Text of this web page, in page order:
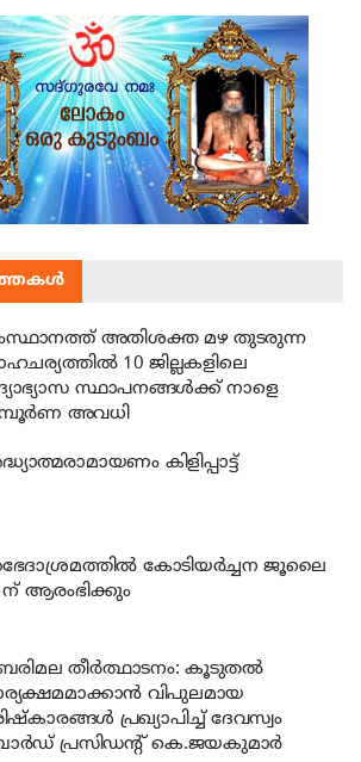
അതിശക്ത മഴ തുടരുന്ന
10 ജില്ലകളിലെ
സ്ഥാപനങ്ങൾക്ക് നാളെ
അവധി
കിളിപ്പാട്ട്
കോടിയര്‍ച്ചന ജൂലൈ
ന് ആരംഭിക്കും
തീര്‍ത്ഥാടനം: കൂടുതല്‍
വിപുലമായ
പ്രഖ്യാപിച്ച് ദേവസ്വം
പ്രസിഡന്റ് കെ.ജയകുമാര്‍